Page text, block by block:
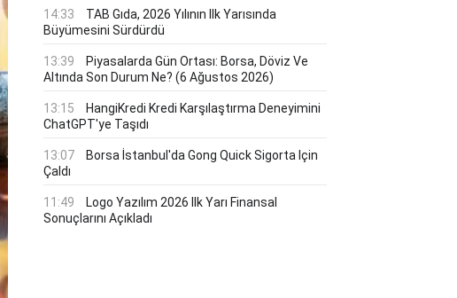
14:33
TAB Gıda, 2026 Yılının Ilk Yarısında
Büyümesini Sürdürdü
13:39
Piyasalarda Gün Ortası: Borsa, Döviz Ve
Altında Son Durum Ne? (6 Ağustos 2026)
13:15
HangiKredi Kredi Karşılaştırma Deneyimini
ChatGPT'ye Taşıdı
13:07
Borsa İstanbul'da Gong Quick Sigorta Için
Çaldı
11:49
Logo Yazılım 2026 Ilk Yarı Finansal
Sonuçlarını Açıkladı